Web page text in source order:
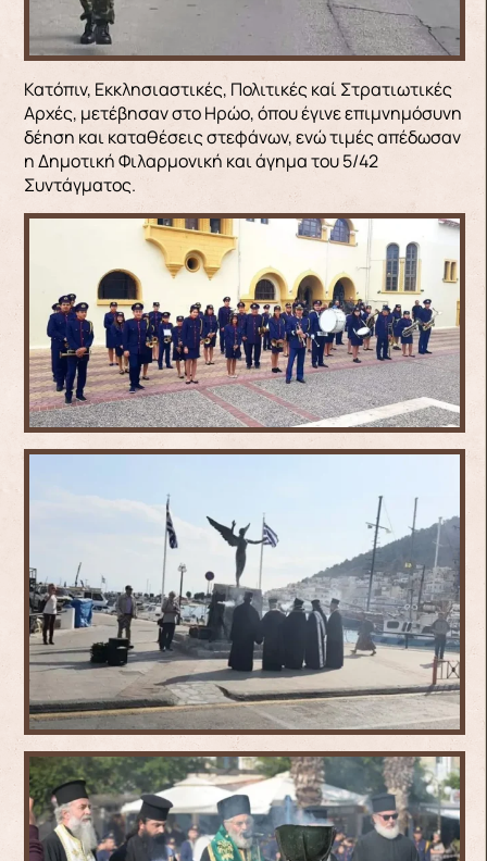
Κατόπιν, Εκκλησιαστικές, Πολιτικές καί Στρατιωτικές
Αρχές, μετέβησαν στο Ηρώο, όπου έγινε επιμνημόσυνη
δέηση και καταθέσεις στεφάνων, ενώ τιμές απέδωσαν
η Δημοτική Φιλαρμονική και άγημα του 5/42
Συντάγματος.